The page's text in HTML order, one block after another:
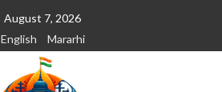
August 7, 2026
English
Mararhi